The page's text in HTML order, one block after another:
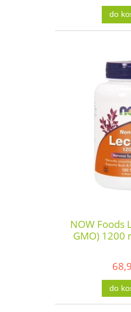
do
NOW Foods
GMO) 1200
do